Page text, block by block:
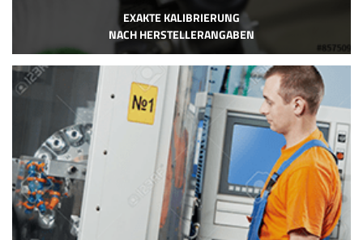
EXAKTE KALIBRIERUNG
NACH HERSTELLERANGABEN